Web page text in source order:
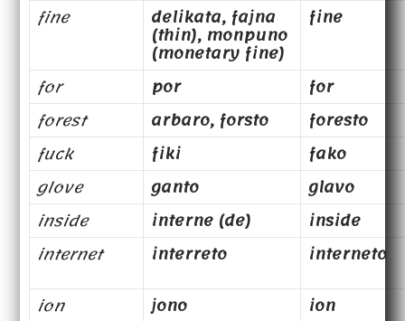
fine
delikata, fajna
(thin), monpuno
(monetary fine)
fine
for por
for
forest
arbaro, forsto
foresto
fuck
fiki
fako
glove
ganto
glavo
inside
interne (de)
inside
internet
interreto
interneto
ion
jono
ion